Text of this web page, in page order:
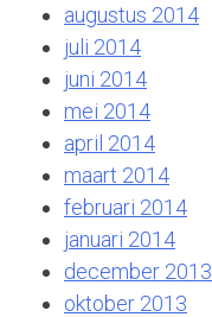
augustus 2014
juli 2014
juni 2014
mei 2014
april 2014
maart 2014
februari 2014
januari 2014
december 2013
oktober 2013